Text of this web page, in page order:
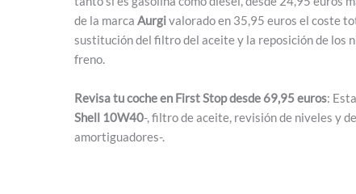
de la marca Aurgivalorado en 35,95 euros el coste
sustitución del filtro del aceite y la reposición de los
freno.
Revisa tu coche en First Stop desde 69,95 euros:
Shell 10W40-, filtro de aceite, revisión de niveles y
amortiguadores-.